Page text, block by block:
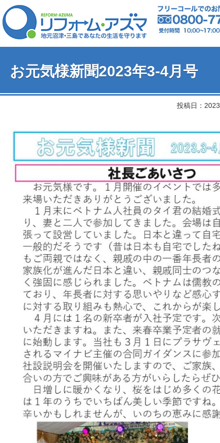
お元気様新聞2023年3-4月号
投稿日：